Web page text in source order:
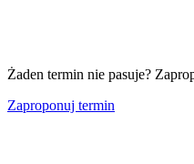
Żaden termin nie pasuje?
Zaproponuj termin